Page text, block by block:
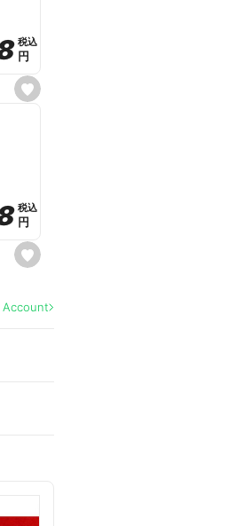
e
s
e
e
税込
税込
円
円
s
e
a
税込
税込
円
円